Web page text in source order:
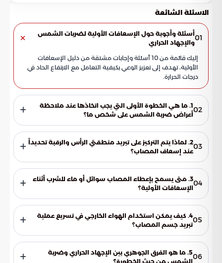
الاسئلة الشائعة
01أسئلة وأجوبة حول الإسعافات الأولية لضربات الشمس
والإجهاد الحراري
إليك قائمة من 10 أسئلة وإجابات مشتقة من دليل الإسعافات
الأولية، تهدف إلى تعزيز الوعي بكيفية التعامل مع الارتفاع الحاد في
درجات الحرارة.
02 1. ما هي الخطوة الأولى التي يجب اتخاذها عند ملاحظة
أعراض ضربة الشمس على شخص ما؟
أشعة الشمس المباشرة. يجب وضعه في منطقة مظللة، باردة،
وتتمتع بتهوية جيدة لتقليل تأثير الحرارة المحيطة.03 2. لماذا يتم التركيز على تبريد منطقتي الرأس والرقبة تحديداً
عند إسعاف المصاب؟
حرارة الدماغ بشكل أسرع. هذا الإجراء يحمي الوظائف الحيوية للجهاز
العصبي ويمنع تدهور الحالة الصحية للمصاب إلى مستويات
خطيرة.
04 3. متى يسمح بإعطاء المصاب سوائل أو ماء للشرب أثناء
الإسعافات الأولية؟
فقط إذا كان المصاب مستيقظاً وفي حالة إدراك كامل. يساعد ذلك
في تعويض السوائل المفقودة وترطيب الجسم داخلياً بشكل آمن.05 4. كيف يمكن استخدام الهواء الخارجي في تسريع عملية
تبريد جسم المصاب؟
المصاب بعد تبريد جلده بالماء. تعمل هذه الطريقة على تحفيز
عملية التبخر، مما يؤدي إلى تبريد الجسم طبيعياً وبسرعة أكبر.06 5. ما هو الفرق الجوهري بين الإجهاد الحراري وضربة
الشمس من حيث الخطورة؟